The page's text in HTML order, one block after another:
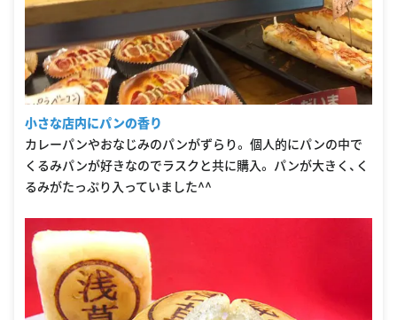
小さな店内にパンの香り
カレーパンやおなじみのパンがずらり。 個人的にパンの中で
くるみパンが好きなのでラスクと共に購入。 パンが大きく、く
るみがたっぷり入っていました^^